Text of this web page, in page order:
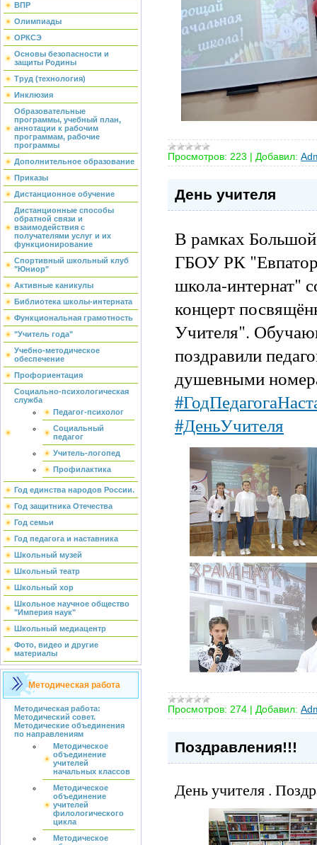
ВПР
Олимпиады
ОРКСЭ
Основы безопасности и
защиты Родины
Труд (технология)
Инклюзия
Образовательные
программы, учебный план,
аннотации к рабочим
программам, рабочие
программы
Дополнительное образование
Приказы
Дистанционное обучение
Дистанционные способы
обратной связи и
взаимодействия с
получателями услуг и их
функционирование
Спортивный школьный клуб
"Юниор"
Активные каникулы
Библиотека школы-интерната
Функциональная грамотность
"Учитель года"
Учебно-методическое
обеспечение
Профориентация
Социально-психологическая
служба
Педагог-психолог
Социальный
педагог
Учитель-логопед
Профилактика
Год единства народов России.
Год защитника Отечества
Год семьи
Год педагога и наставника
Школьный музей
Школьный театр
Школьный хор
Школьное научное общество
"Империя наук"
Школьный медиацентр
Фото, видео и другие
материалы
Методическая работа
Методическая работа:
Методический совет.
Методические объединения
по направлениям
Методическое
объединение
учителей
начальных классов
Методическое
объединение
учителей
филологического
цикла
Методическое
Просмотров: 223 | Добавил:
День учителя
В рамках
ГБОУ РК
школа-интернат"
концерт
Учителя".
поздравили
душевными
#ДеньУчителя
Просмотров: 274 | Добавил:
Поздравления!!!
День учителя .